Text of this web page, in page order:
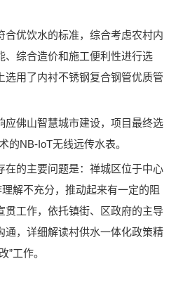
优饮水的标准，综合考虑农村内
、综合造价和施工便利性进行选
选用了内衬不锈钢复合钢管优质管
佛山智慧城市建设，项目最终选
的NB-IoT无线远传水表。
的主要问题是：禅城区位于中心
解不充分，推动起来有一定的阻
贯工作，依托镇街、区政府的主导
通，详细解读村供水一体化政策精
”工作。